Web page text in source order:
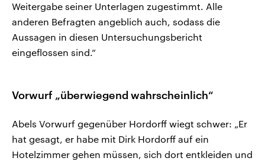
Weitergabe seiner Unterlagen zugestimmt. Alle
anderen Befragten angeblich auch, sodass die
Aussagen in diesen Untersuchungsbericht
eingeflossen sind.“
Vorwurf „überwiegend wahrscheinlich“
Abels Vorwurf gegenüber Hordorff wiegt schwer: „Er
hat gesagt, er habe mit Dirk Hordorff auf ein
Hotelzimmer gehen müssen, sich dort entkleiden und